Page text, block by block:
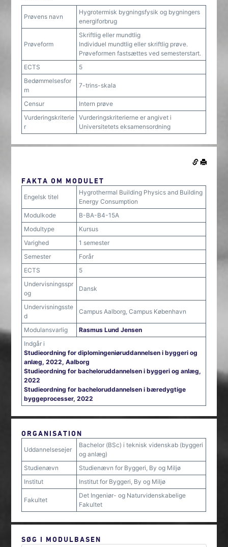
Prøvens navn
Hygrotermisk bygningsfysik og bygningers
energiforbrug
Prøveform
Skriftlig eller mundtlig
Individuel mundtlig eller skriftlig prøve.
Prøveformen fastsættes ved semesterstart.
ECTS
5
Bedømmelsesfor
m
7-trins-skala
Censur
Intern prøve
Vurderingskriterie
r
Vurderingskriterierne er angivet i
Universitetets eksamensordning
FAKTA OM MODULET
Engelsk titel
Hygrothermal Building Physics and Building
Energy Consumption
Modulkode
B-BA-B4-15A
Modultype
Kursus
Varighed
1 semester
Semester
Forår
ECTS
5
Undervisningsspr
og
Dansk
Undervisningsste
d
Campus Aalborg, Campus København
Modulansvarlig
Rasmus Lund Jensen
Indgår i
Studieordning for diplomingeniøruddannelsen i byggeri og
anlæg, 2022, Aalborg
Studieordning for bacheloruddannelsen i byggeri og anlæg,
2022
Studieordning for bacheloruddannelsen i bæredygtige
byggeprocesser, 2022
ORGANISATION
Uddannelsesejer
Bachelor (BSc) i teknisk videnskab (byggeri
og anlæg)
Studienævn
Studienævn for Byggeri, By og Miljø
Institut
Institut for Byggeri, By og Miljø
Fakultet
Det Ingeniør- og Naturvidenskabelige
Fakultet
SØG I MODULBASEN